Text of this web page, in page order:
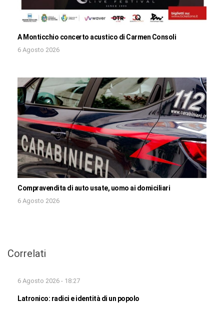
A Monticchio concerto acustico di Carmen Consoli
6 Agosto 2026
Compravendita di auto usate, uomo ai domiciliari
6 Agosto 2026
Correlati
6 Agosto 2026 - 18:27
Latronico: radici e identità di un popolo